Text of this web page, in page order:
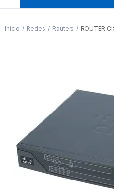
Inicio Redes Routers ROUTER